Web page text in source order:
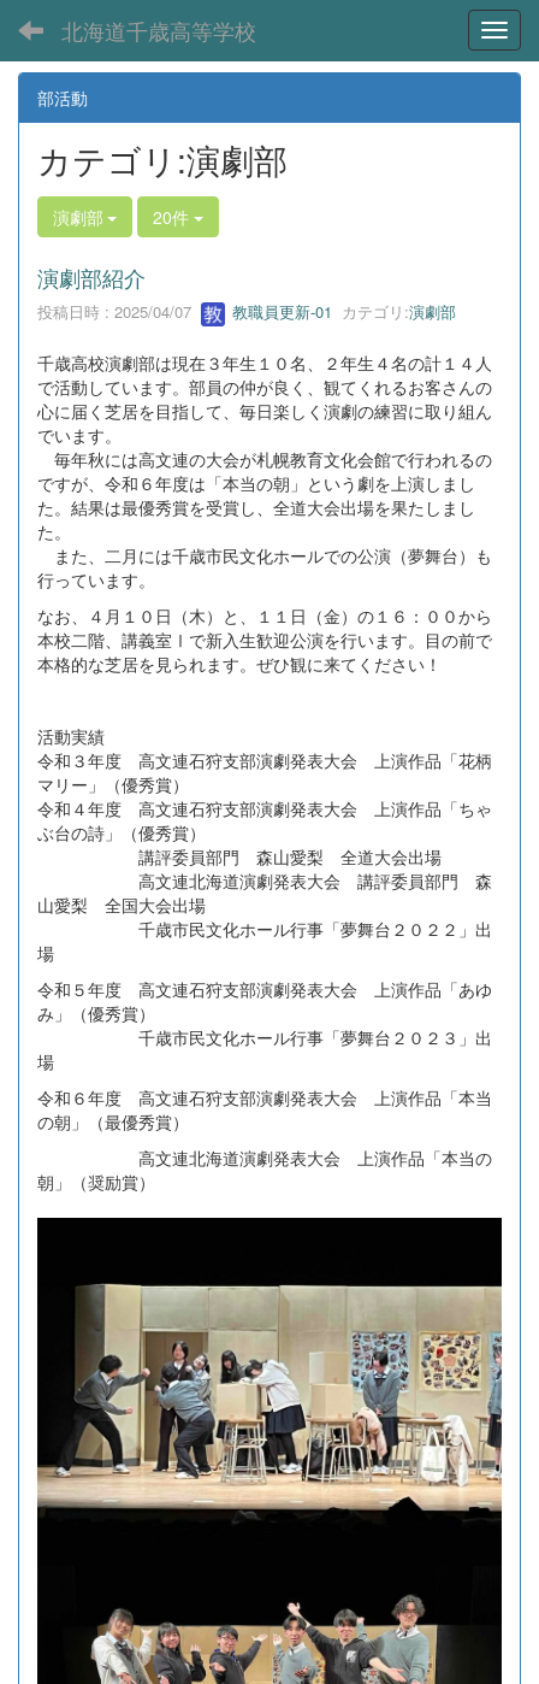
北海道千歳高等学校
部活動
カテゴリ:演劇部
演劇部 20件
演劇部紹介
投稿日時 : 2025/04/07 教職員更新-01 カテゴリ:演劇部
千歳高校演劇部は現在３年生１０名、２年生４名の計１４人
で活動しています。部員の仲が良く、観てくれるお客さんの
心に届く芝居を目指して、毎日楽しく演劇の練習に取り組ん
でいます。
毎年秋には高文連の大会が札幌教育文化会館で行われるの
ですが、令和６年度は「本当の朝」という劇を上演しまし
た。結果は最優秀賞を受賞し、全道大会出場を果たしまし
た。
また、二月には千歳市民文化ホールでの公演（夢舞台）も
行っています。
なお、４月１０日（木）と、１１日（金）の１６：００から
本校二階、講義室Ⅰで新入生歓迎公演を行います。目の前で
本格的な芝居を見られます。ぜひ観に来てください！
活動実績
令和３年度 高文連石狩支部演劇発表大会 上演作品「花柄
マリー」（優秀賞）
令和４年度 高文連石狩支部演劇発表大会 上演作品「ちゃ
ぶ台の詩」（優秀賞）
講評委員部門 森山愛梨 全道大会出場
高文連北海道演劇発表大会 講評委員部門 森
山愛梨 全国大会出場
千歳市民文化ホール行事「夢舞台２０２２」出
場
令和５年度 高文連石狩支部演劇発表大会 上演作品「あゆ
み」（優秀賞）
千歳市民文化ホール行事「夢舞台２０２３」出
場
令和６年度 高文連石狩支部演劇発表大会 上演作品「本当
の朝」（最優秀賞）
高文連北海道演劇発表大会 上演作品「本当の
朝」（奨励賞）